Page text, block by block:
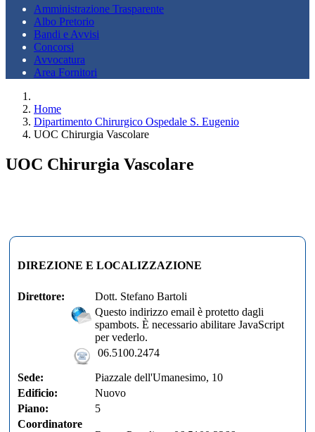
Amministrazione Trasparente
Albo Pretorio
Bandi e Avvisi
Concorsi
Avvocatura
Area Fornitori
Home
Dipartimento Chirurgico Ospedale S. Eugenio
UOC Chirurgia Vascolare
UOC Chirurgia Vascolare
DIREZIONE E LOCALIZZAZIONE
Direttore:
Dott. Stefano Bartoli
Questo indirizzo email è protetto dagli
spambots. È necessario abilitare JavaScript
per vederlo.
06.5100.2474
Sede:
Piazzale dell'Umanesimo, 10
Edificio:
Nuovo
Piano:
5
Coordinatore